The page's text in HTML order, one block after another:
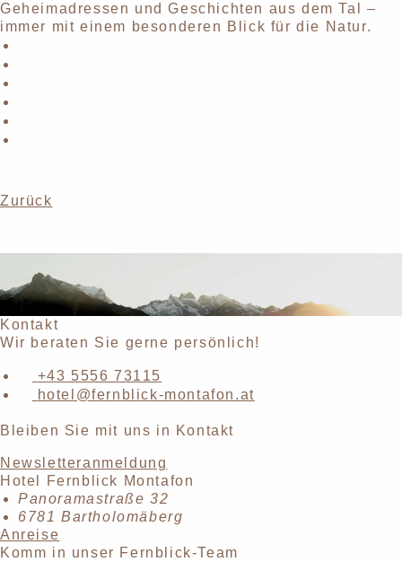
Geheimadressen und Geschichten aus dem Tal –
immer mit einem besonderen Blick für die Natur.
Zurück
Kontakt
Wir beraten Sie gerne persönlich!
+43 5556 73115
hotel@fernblick-montafon.at
Bleiben Sie mit uns in Kontakt
Newsletteranmeldung
Hotel Fernblick Montafon
Panoramastraße 32
6781 Bartholomäberg
Anreise
Komm in unser Fernblick-Team